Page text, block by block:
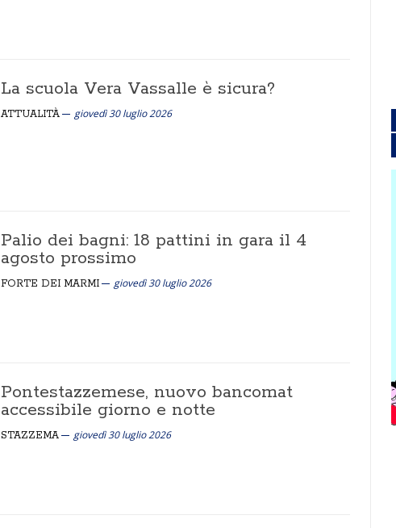
La scuola Vera Vassalle è sicura?
ATTUALITÀ giovedì 30 luglio 2026
Palio dei bagni: 18 pattini in gara il 4
agosto prossimo
FORTE DEI MARMI giovedì 30 luglio 2026
Pontestazzemese, nuovo bancomat
accessibile giorno e notte
STAZZEMA giovedì 30 luglio 2026